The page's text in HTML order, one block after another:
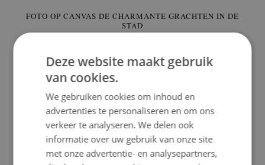
FOTO OP CANVAS DE CHARMANTE GRACHTEN IN DE
STAD
Deze website maakt gebruik
van cookies.
We gebruiken cookies om inhoud en
advertenties te personaliseren en om ons
verkeer te analyseren. We delen ook
informatie over uw gebruik van onze site
met onze advertentie- en analysepartners,